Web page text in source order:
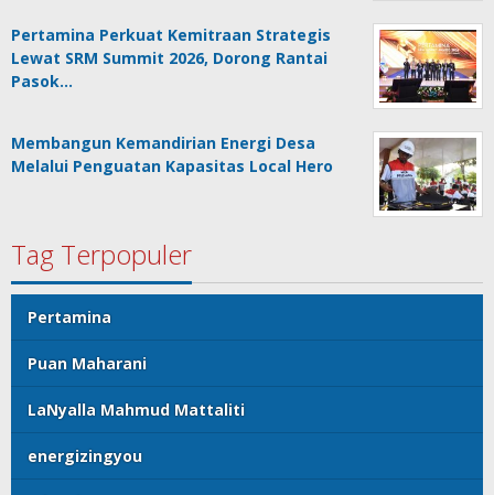
Pertamina Perkuat Kemitraan Strategis
Lewat SRM Summit 2026, Dorong Rantai
Pasok…
Membangun Kemandirian Energi Desa
Melalui Penguatan Kapasitas Local Hero
Tag Terpopuler
Pertamina
Puan Maharani
LaNyalla Mahmud Mattaliti
energizingyou